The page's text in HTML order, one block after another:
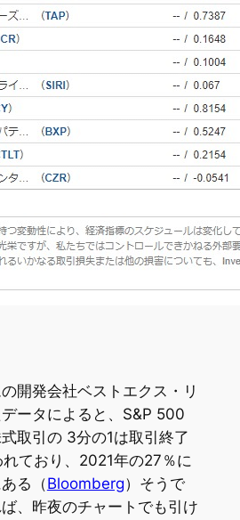
開発会社ベストエクス・リ
ータによると、S&P 500
取引の 3分の1は取引終了
ており、2021年の27％に
る（Bloomberg）そうで
、昨夜のチャートでも引け